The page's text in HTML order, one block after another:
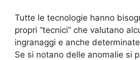
Tutte le tecnologie hanno
propri “tecnici” che valutano
ingranaggi e anche
Se si notano delle anomalie si